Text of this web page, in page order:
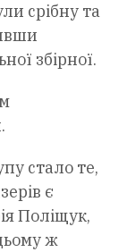
срібну та
збірної.
стало те,
є
Поліщук,
ж